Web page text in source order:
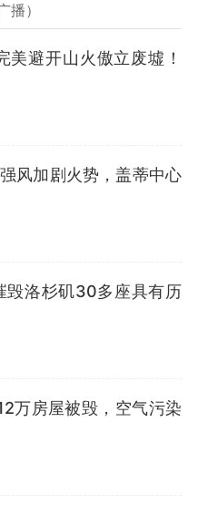
播）
避开山火傲立废墟！
风加剧火势，盖蒂中心
毁洛杉矶30多座具有历
万房屋被毁，空气污染